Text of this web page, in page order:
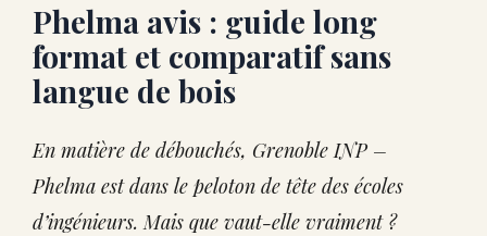
Phelma avis : guide long
format et comparatif sans
langue de bois
En matière de débouchés, Grenoble INP –
Phelma est dans le peloton de tête des écoles
d’ingénieurs. Mais que vaut-elle vraiment ?